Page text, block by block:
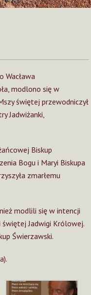
Wacława
modlono się w
świętej przewodniczył
Jadwiżanki,
Biskup
Bogu i Maryi Biskupa
zmarłemu
modlili się w intencji
świętej Jadwigi Królowej.
Świerzawski.